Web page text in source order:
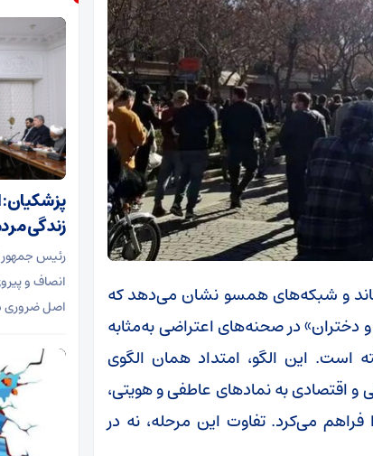
و شبکه‌های همسو نشان می‌دهد که
دختران» در صحنه‌های اعتراضی به‌مثابه
است. این الگو، امتداد همان الگوی
صنفی و اقتصادی به نمادهای عاطفی و هویتی،
می‌کرد. تفاوت این مرحله، نه در
زندگی
رئیس جمهور
انصاف و
اصل